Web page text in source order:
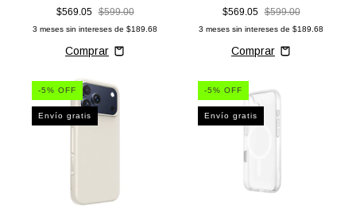
$569.05 $599.00
3 meses sin intereses de $189.68
$569.05 $599.00
3 meses sin intereses de $189.68
-5% OFF
Envío gratis
-5% OFF
Envío gratis